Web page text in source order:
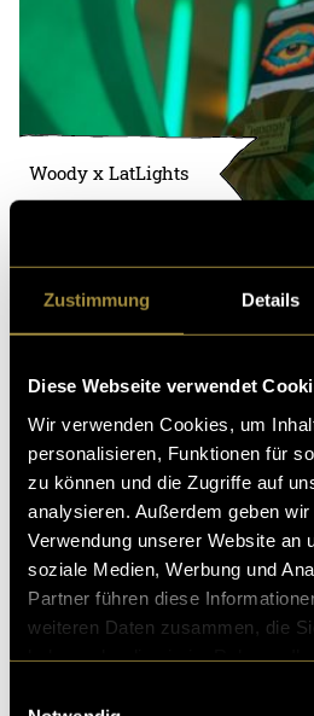
Zustimmung Details
Diese Webseite verwendet
Wir verwenden Cookies, um
personalisieren, Funktionen für
zu können und die Zugriffe auf
analysieren. Außerdem geben
Verwendung unserer Website an
soziale Medien, Werbung und
Partner führen diese
weiteren Daten zusammen, die
Woody x LatLights